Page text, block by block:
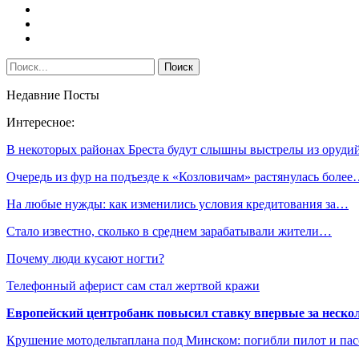
Недавние Посты
Интересное:
В некоторых районах Бреста будут слышны выстрелы из
Очередь из фур на подъезде к «Козловичам» растянулась
На любые нужды: как изменились условия кредитования за…
Стало известно, сколько в среднем зарабатывали жители…
Почему люди кусают ногти?
Телефонный аферист сам стал жертвой кражи
Европейский центробанк повысил ставку впервые за
Крушение мотодельтаплана под Минском: погибли пилот и